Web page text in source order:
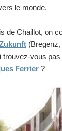
le monde.
de Chaillot, on
trouvez-vous
Ferrier ?